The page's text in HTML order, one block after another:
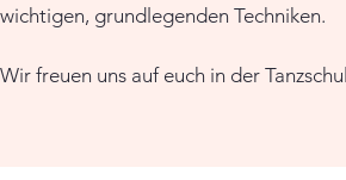
wichtigen, grundlegenden Techniken.
Wir freuen uns auf euch in der